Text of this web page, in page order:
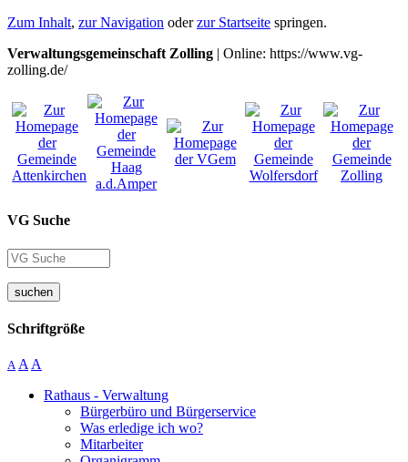
Zum Inhalt, zur Navigation oderzur Startseite springen.
Verwaltungsgemeinschaft Zolling | Online: https://www.vg-
zolling.de/
VG Suche
suchen
Schriftgröße
A A A
Rathaus - Verwaltung
Bürgerbüro und Bürgerservice
Was erledige ich wo?
Mitarbeiter